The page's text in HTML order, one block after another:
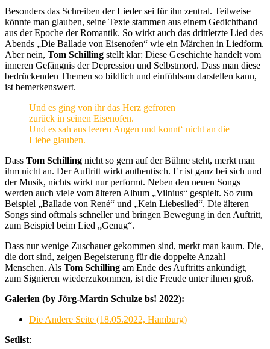
Besonders das Schreiben der Lieder sei für ihn zentral. Teilweise
könnte man glauben, seine Texte stammen aus einem Gedichtband
aus der Epoche der Romantik. So wirkt auch das drittletzte Lied des
Abends „Die Ballade von Eisenofen“ wie ein Märchen in Liedform.
Aber nein, Tom Schilling stellt klar: Diese Geschichte handelt vom
inneren Gefängnis der Depression und Selbstmord. Dass man diese
bedrückenden Themen so bildlich und einfühlsam darstellen kann,
ist bemerkenswert.
Und es ging von ihr das Herz gefroren
zurück in seinen Eisenofen.
Und es sah aus leeren Augen und konnt‘ nicht an die
Liebe glauben.
Dass Tom Schilling nicht so gern auf der Bühne steht, merkt man
ihm nicht an. Der Auftritt wirkt authentisch. Er ist ganz bei sich und
der Musik, nichts wirkt nur performt. Neben den neuen Songs
werden auch viele vom älteren Album „Vilnius“ gespielt. So zum
Beispiel „Ballade von René“ und „Kein Liebeslied“. Die älteren
Songs sind oftmals schneller und bringen Bewegung in den Auftritt,
zum Beispiel beim Lied „Genug“.
Dass nur wenige Zuschauer gekommen sind, merkt man kaum. Die,
die dort sind, zeigen Begeisterung für die doppelte Anzahl
Menschen. Als Tom Schilling am Ende des Auftritts ankündigt,
zum Signieren wiederzukommen, ist die Freude unter ihnen groß.
Galerien (by Jörg-Martin Schulze bs! 2022):
Die Andere Seite (18.05.2022, Hamburg)
Setlist: